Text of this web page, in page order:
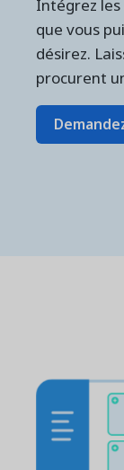
Intégrez
que vous
désirez.
procurent